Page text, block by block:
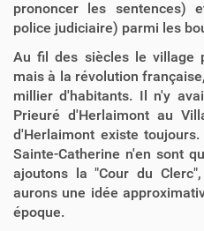
prononcer les sentences)
police judiciaire) parmi les
Au fil des siècles le village
mais à la révolution
millier d'habitants. Il n'y
Prieuré d'Herlaimont au
d'Herlaimont existe
Sainte-Catherine n'en sont
ajoutons la "Cour du
aurons une idée
époque.